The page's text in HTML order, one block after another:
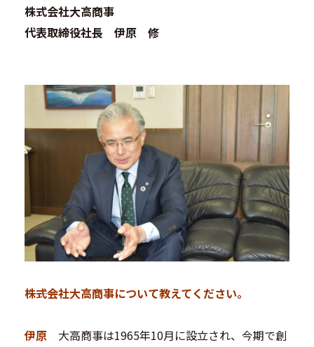
株式会社大高商事
代表取締役社長 伊原 修
―――株式会社大高商事について教えてください。
伊原 大高商事は1965年10月に設立され、今期で創